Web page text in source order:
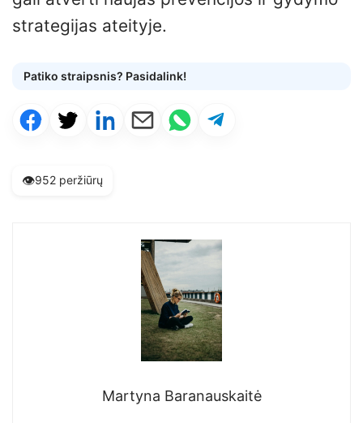
strategijas ateityje.
Patiko straipsnis? Pasidalink!
👁️952 peržiūrų
Martyna Baranauskaitė